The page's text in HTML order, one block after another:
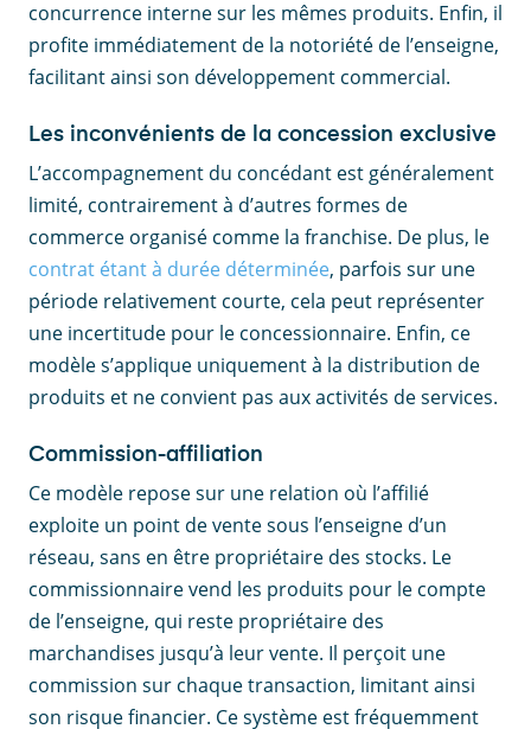
concurrence interne sur les mêmes produits. Enfin, il
profite immédiatement de la notoriété de l’enseigne,
facilitant ainsi son développement commercial.
Les inconvénients de la concession exclusive
L’accompagnement du concédant est généralement
limité, contrairement à d’autres formes de
commerce organisé comme la franchise. De plus, le
contrat étant à durée déterminée, parfois sur une
période relativement courte, cela peut représenter
une incertitude pour le concessionnaire. Enfin, ce
modèle s’applique uniquement à la distribution de
produits et ne convient pas aux activités de services.
Commission-affiliation
Ce modèle repose sur une relation où l’affilié
exploite un point de vente sous l’enseigne d’un
réseau, sans en être propriétaire des stocks. Le
commissionnaire vend les produits pour le compte
de l’enseigne, qui reste propriétaire des
marchandises jusqu’à leur vente. Il perçoit une
commission sur chaque transaction, limitant ainsi
son risque financier. Ce système est fréquemment